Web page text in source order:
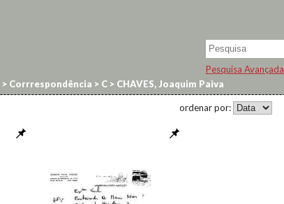
Pesquisa Avançada
> Corrrespondência > C > CHAVES, Joaquim Paiva
ordenar por: